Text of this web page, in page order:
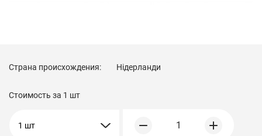
Страна происхождения: Нідерланди
Стоимость за 1 шт
1 шт 1